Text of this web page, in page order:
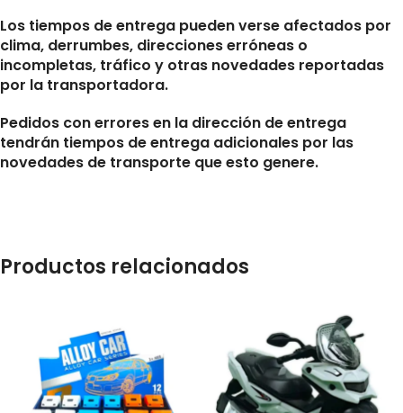
Los tiempos de entrega pueden verse afectados por
clima, derrumbes, direcciones erróneas o
incompletas, tráfico y otras novedades reportadas
por la transportadora.
Pedidos con errores en la dirección de entrega
tendrán tiempos de entrega adicionales por las
novedades de transporte que esto genere.
Productos relacionados